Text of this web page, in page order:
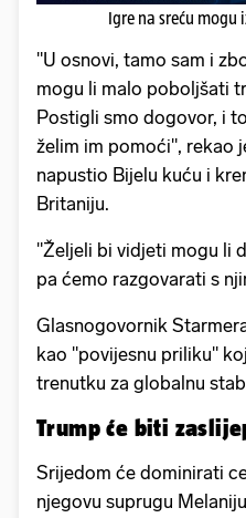
Igre na sreću mogu
"U osnovi, tamo sam i
mogu li malo poboljšati
Postigli smo dogovor, i
želim im pomoći", rekao
napustio Bijelu kuću i
Britaniju.
"Željeli bi vidjeti mogu li
pa ćemo razgovarati s
Glasnogovornik
kao "povijesnu priliku"
trenutku za globalnu
Trump će biti
Srijedom će dominirati
njegovu suprugu